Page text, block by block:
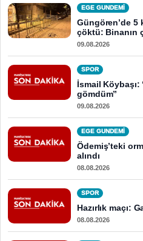
EGE GUNDEMİ
Güngören’de 5
çöktü: Binanın
09.08.2026
SPOR
İsmail
gömdüm”
09.08.2026
EGE GUNDEMİ
Ödemiş’teki
alındı
08.08.2026
SPOR
Hazırlık maçı:
08.08.2026